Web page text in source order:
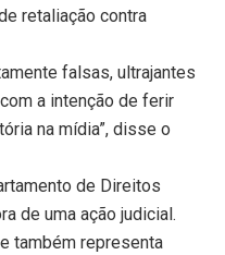
retaliação contra
falsas, ultrajantes
a intenção de ferir
na mídia”, disse o
de Direitos
de uma ação judicial.
também representa